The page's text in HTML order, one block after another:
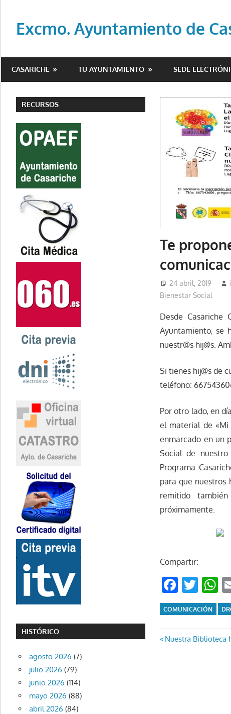
contenido
Excmo. Ayuntamiento de
del
de
Casariche
CASARICHE TU AYUNTAMIENTO SEDE
Te
24 abril, 2019
Bienestar Social
Desde Casariche
Ayuntamiento, se
nuestr@s hij@s.
Si tienes hij@s de
teléfono:
Por otro lado, en
el material de «Mi
enmarcado en un
Social de
Programa
para que nuestros
remitido
próximamente.
Compartir:
COMUNICACIÓN
de
Entrada
Nuestra Biblioteca
RECURSOS
HISTÓRICO
agosto 2026 (7)
julio 2026 (79)
junio 2026 (114)
mayo 2026 (88)
abril 2026 (84)